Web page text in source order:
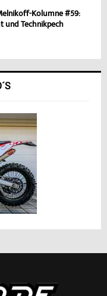
Kolumne #59:
und Technikpech